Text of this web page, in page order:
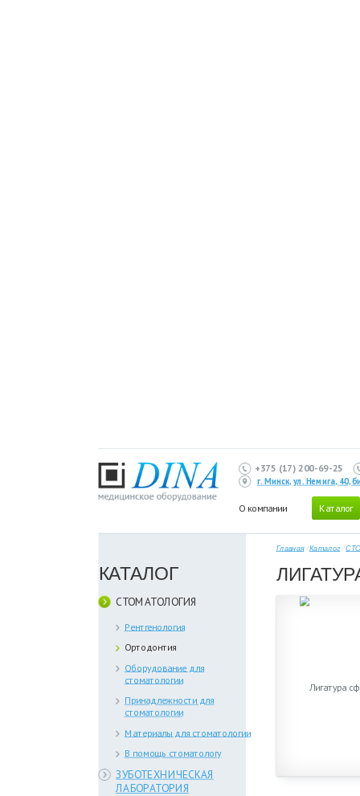
+375 (17) 200-69-25
г. Минск, ул. Немига, 40,
О компании Каталог
КАТАЛОГ
СТОМАТОЛОГИЯ
Рентгенология
Ортодонтия
Оборудование для
стоматологии
Принадлежности для
стоматологии
Материалы для стоматологии
В помощь стоматологу
ЗУБОТЕХНИЧЕСКАЯ
ЛАБОРАТОРИЯ
Главная /Каталог /